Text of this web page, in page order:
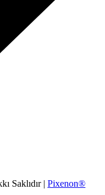
Saklıdır | Pixenon®